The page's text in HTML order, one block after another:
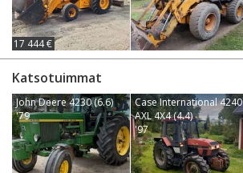
17 444 €
Katsotuimmat
John Deere 4230 (6.6)
'79
Case International 4240
AXL 4X4 (4.4)
'97